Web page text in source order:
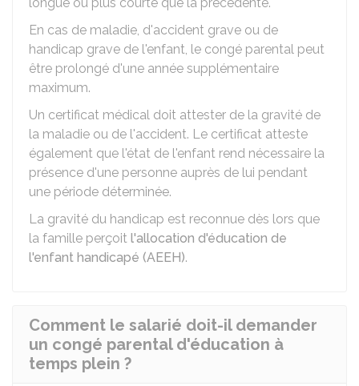
En cas de maladie, d'accident grave ou de
handicap grave de l'enfant, le congé parental peut
être prolongé d'une année supplémentaire
maximum.
Un certificat médical doit attester de la gravité de
la maladie ou de l'accident. Le certificat atteste
également que l'état de l'enfant rend nécessaire la
présence d'une personne auprès de lui pendant
une période déterminée.
La gravité du handicap est reconnue dès lors que
la famille perçoit l'allocation d'éducation de
l'enfant handicapé (AEEH).
Comment le salarié doit-il demander
un congé parental d'éducation à
temps plein ?